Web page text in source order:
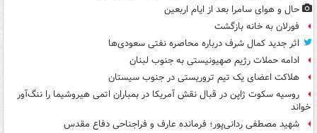
حال و هوای سامرا بعد از ایام اربعین
فورلان به خانه بازگشت
اثر جدید کمال شرف درباره محاصره نفتی سعودی‌ها
ادامه حملات رژیم صهیونیستی به جنوب لبنان
هلاکت اعضای یک تیم تروریستی در جنوب سیستان
روسیه سکوت ژاپن در قبال نقش آمریکا در بمباران اتمی هیروشیما را ننگ‌آور
خواند
شهید مصطفی ردانی‌پور؛ فرمانده عارف و فراجناحی دفاع مقدس